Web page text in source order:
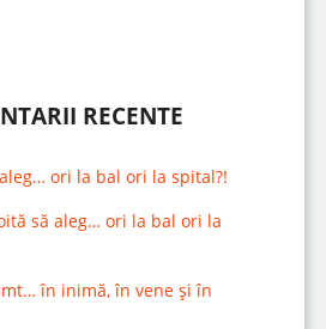
RECENTE
ori la bal ori la spital?!
să aleg… ori la bal ori la
în inimă, în vene și în